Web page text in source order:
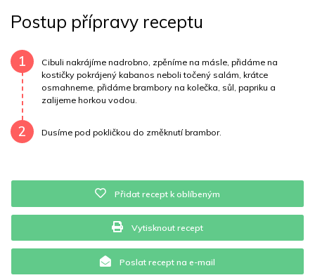
Uhlovodany 16 g Cholesterol18 mg
Draslík 468.5 mg Vláknina 6394 mg
Vitamín A6394 mg Vitamín B60.3 mg
Postup přípravy receptu
1
Cibuli nakrájíme nadrobno, zpěníme na másle, přidáme na
kostičky pokrájený kabanos neboli točený salám, krátce
osmahneme, přidáme brambory na kolečka, sůl, papriku a
zalijeme horkou vodou.
2 Dusíme pod pokličkou do změknutí brambor.
Přidat recept k oblíbeným
Vytisknout recept
Poslat recept na e-mail